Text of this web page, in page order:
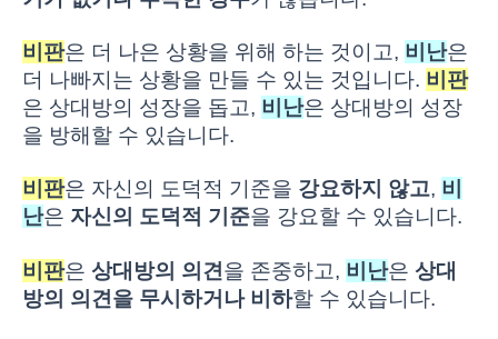
비판은 더 나은 상황을 위해 하는 것이고, 비난은
더 나빠지는 상황을 만들 수 있는 것입니다. 비판
은 상대방의 성장을 돕고, 비난은 상대방의 성장
을 방해할 수 있습니다.
비판은 자신의 도덕적 기준을 강요하지 않고, 비
난은 자신의 도덕적 기준을 강요할 수 있습니다.
비판은 상대방의 의견 을 존중하고, 비난은 상대
방의 의견을 무시하거나 비하할 수 있습니다.